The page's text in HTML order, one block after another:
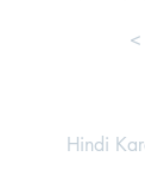
Hindi